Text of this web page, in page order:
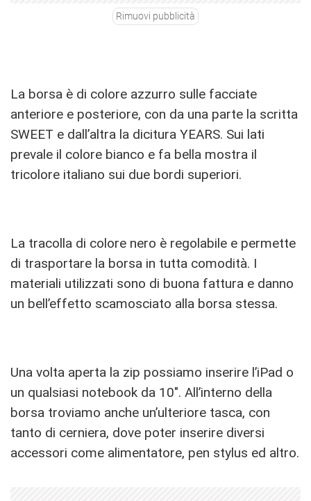
Rimuovi pubblicità
La borsa è di colore azzurro sulle facciate
anteriore e posteriore, con da una parte la scritta
SWEET e dall’altra la dicitura YEARS. Sui lati
prevale il colore bianco e fa bella mostra il
tricolore italiano sui due bordi superiori.
La tracolla di colore nero è regolabile e permette
di trasportare la borsa in tutta comodità. I
materiali utilizzati sono di buona fattura e danno
un bell’effetto scamosciato alla borsa stessa.
Una volta aperta la zip possiamo inserire l’iPad o
un qualsiasi notebook da 10″. All’interno della
borsa troviamo anche un’ulteriore tasca, con
tanto di cerniera, dove poter inserire diversi
accessori come alimentatore, pen stylus ed altro.